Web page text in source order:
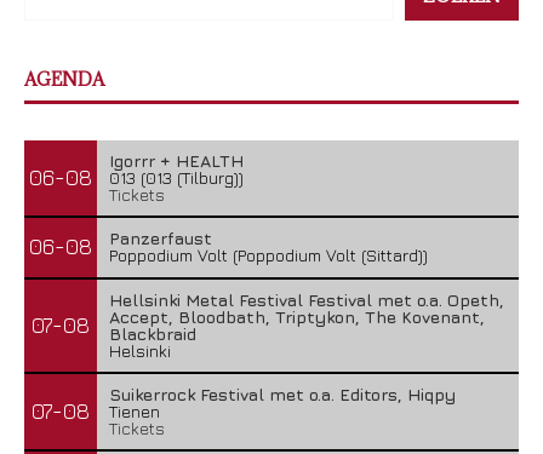
AGENDA
06-08
Igorrr + HEALTH
013 (013 (Tilburg))
Tickets
06-08
Panzerfaust
Poppodium Volt (Poppodium Volt (Sittard))
07-08
Hellsinki Metal Festival Festival met o.a. Opeth,
Accept, Bloodbath, Triptykon, The Kovenant,
Blackbraid
Helsinki
07-08
Suikerrock Festival met o.a. Editors, Hiqpy
Tienen
Tickets